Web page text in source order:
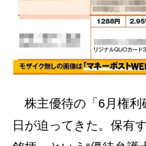
株主優待の「6月権利
日が迫ってきた。保有